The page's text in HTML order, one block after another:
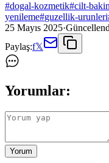
#dogal-kozmetik#cilt-
yenileme#guzellik-urunleri
25 Mayıs 2025·
Paylaş:f𝕏
Yorumlar:
Yorum